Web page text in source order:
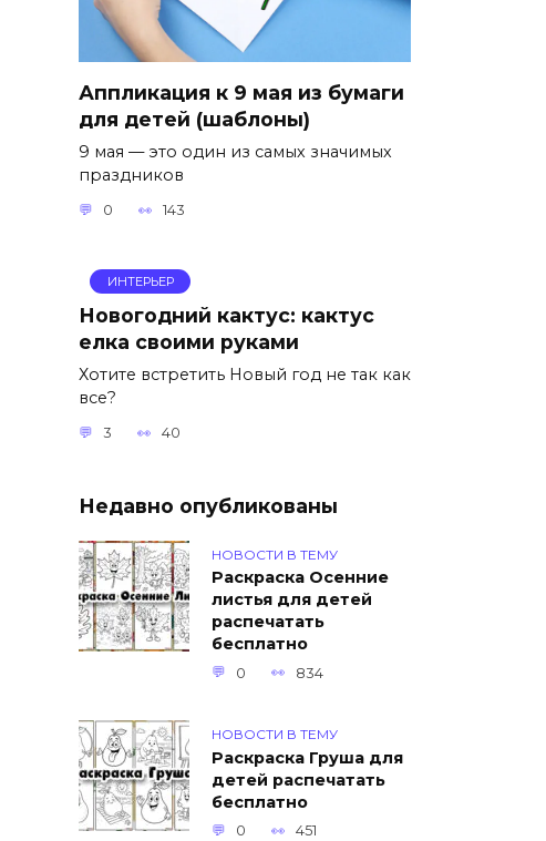
Аппликация к 9 мая из бумаги
для детей (шаблоны)
9 мая — это один из самых значимых
праздников
0 143
ИНТЕРЬЕР
Новогодний кактус: кактус
елка своими руками
Хотите встретить Новый год не так как
все?
3 40
Недавно опубликованы
НОВОСТИ В ТЕМУ
Раскраска Осенние
листья для детей
распечатать
бесплатно
0 834
НОВОСТИ В ТЕМУ
Раскраска Груша для
детей распечатать
бесплатно
0 451